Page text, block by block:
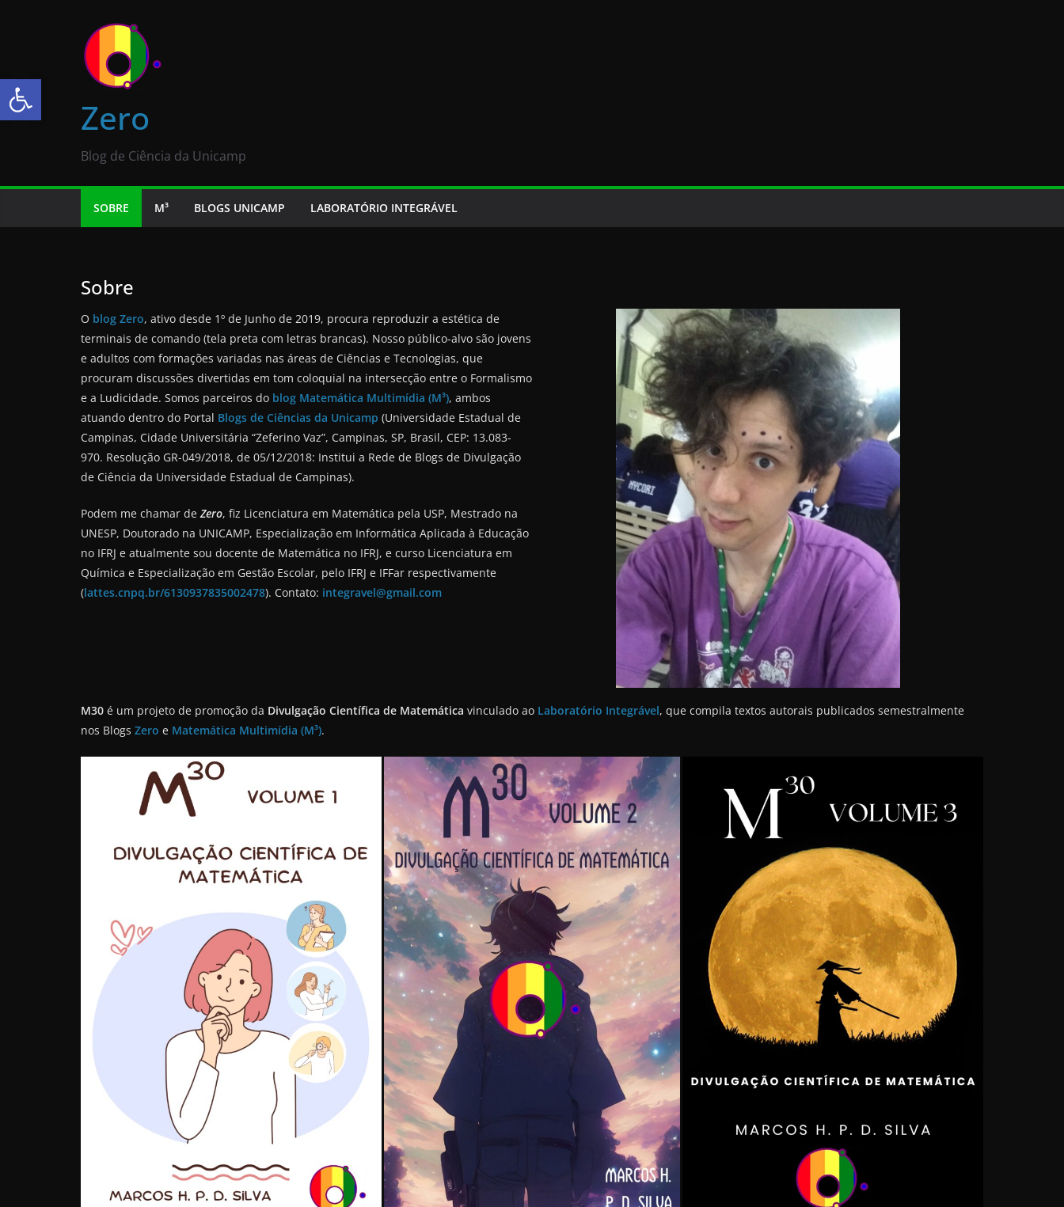
Abrir a barra de ferramentas
Zero
Blog de Ciência da Unicamp
SOBRE M³ BLOGS UNICAMP LABORATÓRIO INTEGRÁVEL
Sobre
O blog Zero, ativo desde 1º de Junho de 2019, procura reproduzir a estética de
terminais de comando (tela preta com letras brancas). Nosso público-alvo são jovens
e adultos com formações variadas nas áreas de Ciências e Tecnologias, que
procuram discussões divertidas em tom coloquial na intersecção entre o Formalismo
e a Ludicidade. Somos parceiros do blog Matemática Multimídia (M³), ambos
atuando dentro do Portal Blogs de Ciências da Unicamp (Universidade Estadual de
Campinas, Cidade Universitária “Zeferino Vaz”, Campinas, SP, Brasil, CEP: 13.083-
970. Resolução GR-049/2018, de 05/12/2018: Institui a Rede de Blogs de Divulgação
de Ciência da Universidade Estadual de Campinas).
Podem me chamar deZero, fiz Licenciatura em Matemática pela USP, Mestrado na
UNESP, Doutorado na UNICAMP, Especialização em Informática Aplicada à Educação
no IFRJ e atualmente sou docente de Matemática no IFRJ, e curso Licenciatura em
Química e Especialização em Gestão Escolar, pelo IFRJ e IFFar respectivamente
(lattes.cnpq.br/6130937835002478). Contato: integravel@gmail.com
M30 é um projeto de promoção da Divulgação Científica de Matemática vinculado ao Laboratório Integrável, que compila textos autorais publicados semestralmente
nos Blogs Zero e Matemática Multimídia (M³).